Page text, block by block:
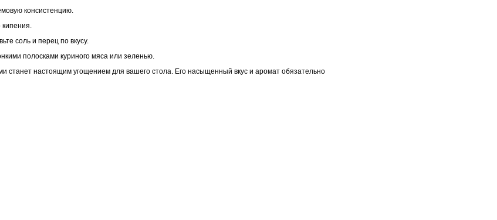
консистенцию.
кипения.
соль и перец по вкусу.
полосками куриного мяса или зеленью.
станет настоящим угощением для вашего стола. Его насыщенный вкус и аромат обязательно